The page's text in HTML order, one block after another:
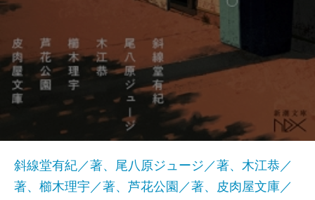
斜線堂有紀／著、尾八原ジュージ／著、木江恭／
著、櫛木理宇／著、芦花公園／著、皮肉屋文庫／